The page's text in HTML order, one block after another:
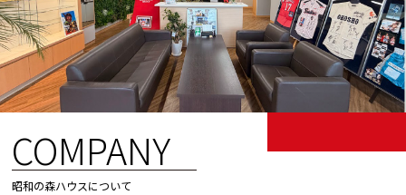
COMPANY
昭和の森ハウスについて